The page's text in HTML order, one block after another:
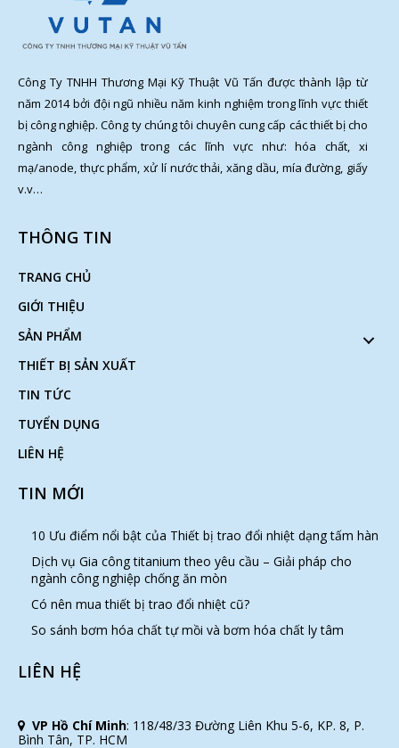
Công Ty TNHH Thương Mại Kỹ Thuật Vũ Tấn được thành lập từ
năm 2014 bởi đội ngũ nhiều năm kinh nghiệm trong lĩnh vực thiết
bị công nghiệp. Công ty chúng tôi chuyên cung cấp các thiết bị cho
ngành công nghiệp trong các lĩnh vực như: hóa chất, xi
mạ/anode, thực phẩm, xử lí nước thải, xăng dầu, mía đường, giấy
v.v…
THÔNG TIN
TRANG CHỦ
GIỚI THIỆU
SẢN PHẨM
THIẾT BỊ SẢN XUẤT
TIN TỨC
TUYỂN DỤNG
LIÊN HỆ
TIN MỚI
10 Ưu điểm nổi bật của Thiết bị trao đổi nhiệt dạng tấm hàn
Dịch vụ Gia công titanium theo yêu cầu – Giải pháp cho
ngành công nghiệp chống ăn mòn
Có nên mua thiết bị trao đổi nhiệt cũ?
So sánh bơm hóa chất tự mồi và bơm hóa chất ly tâm
LIÊN HỆ
VP Hồ Chí Minh: 118/48/33 Đường Liên Khu 5-6, KP. 8, P.
Bình Tân, TP. HCM